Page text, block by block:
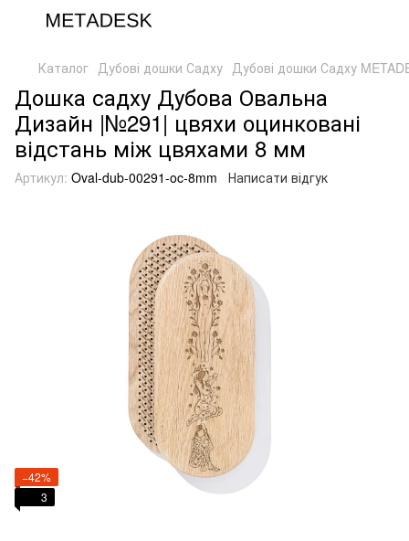
Каталог Дубові дошки Садху Дубові дошки Садху
Дошка садху Дубова Овальна
Дизайн |№291| цвяхи оцинковані
відстань між цвяхами 8 мм
Артикул: Oval-dub-00291-oc-8mm Написати відгук
−42%
3